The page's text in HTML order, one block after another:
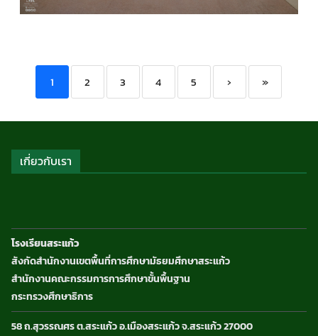
1 2 3 4 5 › »
เกี่ยวกับเรา
โรงเรียนสระแก้ว
สังกัดสำนักงานเขตพื้นที่การศึกษามัธยมศึกษาสระแก้ว
สำนักงานคณะกรรมการการศึกษาขั้นพื้นฐาน
กระทรวงศึกษาธิการ
58 ถ.สุวรรณศร ต.สระแก้ว อ.เมืองสระแก้ว จ.สระแก้ว 27000